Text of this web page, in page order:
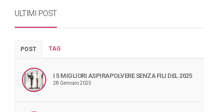
ULTIMI POST
POST TAG
I 5 MIGLIORI ASPIRAPOLVERE SENZA FILI DEL 2025
28 Gennaio 2025